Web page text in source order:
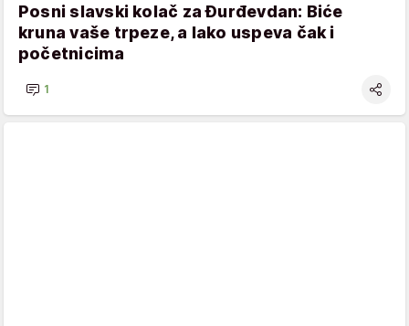
Posni slavski kolač za Đurđevdan: Biće
kruna vaše trpeze, a lako uspeva čak i
početnicima
1